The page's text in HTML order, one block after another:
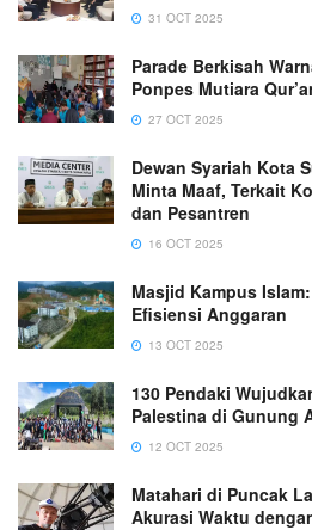
31 OCT 2025
Parade Berkisah
Ponpes Mutiara
27 OCT 2025
Dewan Syariah Kota
Minta Maaf, Terkait
dan Pesantren
16 OCT 2025
Masjid Kampus
Efisiensi Anggaran
13 OCT 2025
130 Pendaki
Palestina di Gunung
12 OCT 2025
Matahari di Puncak
Akurasi Waktu